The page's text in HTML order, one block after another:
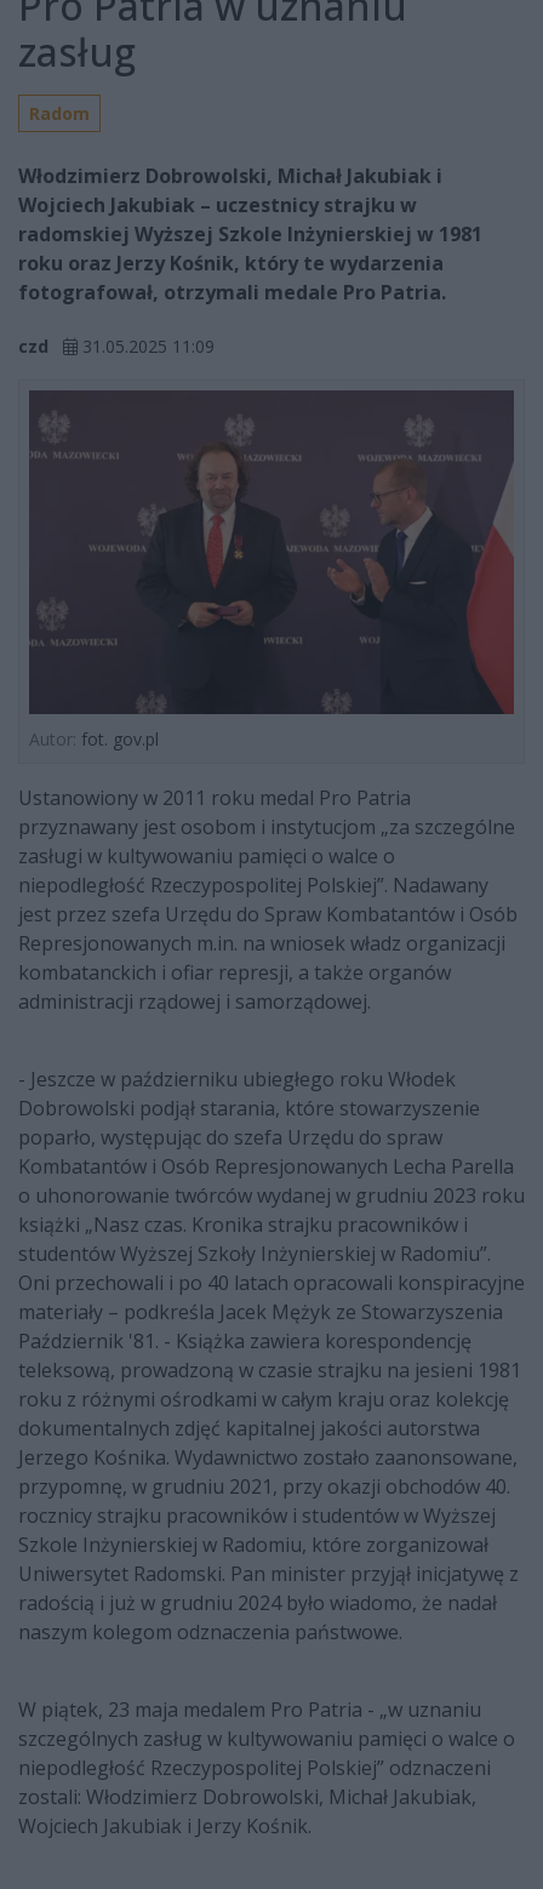
zasług
Radom
Włodzimierz Dobrowolski, Michał Jakubiak i
Wojciech Jakubiak – uczestnicy strajku w
radomskiej Wyższej Szkole Inżynierskiej w 1981
roku oraz Jerzy Kośnik, który te wydarzenia
fotografował, otrzymali medale Pro Patria.
czd 31.05.2025 11:09
Autor: fot. gov.pl
Ustanowiony w 2011 roku medal Pro Patria
przyznawany jest osobom i instytucjom „za szczególne
zasługi w kultywowaniu pamięci o walce o
niepodległość Rzeczypospolitej Polskiej”. Nadawany
jest przez szefa Urzędu do Spraw Kombatantów i Osób
Represjonowanych m.in. na wniosek władz organizacji
kombatanckich i ofiar represji, a także organów
administracji rządowej i samorządowej.
- Jeszcze w październiku ubiegłego roku Włodek
Dobrowolski podjął starania, które stowarzyszenie
poparło, występując do szefa Urzędu do spraw
Kombatantów i Osób Represjonowanych Lecha Parella
o uhonorowanie twórców wydanej w grudniu 2023 roku
książki „Nasz czas. Kronika strajku pracowników i
studentów Wyższej Szkoły Inżynierskiej w Radomiu”.
Oni przechowali i po 40 latach opracowali konspiracyjne
materiały – podkreśla Jacek Mężyk ze Stowarzyszenia
Październik '81. - Książka zawiera korespondencję
teleksową, prowadzoną w czasie strajku na jesieni 1981
roku z różnymi ośrodkami w całym kraju oraz kolekcję
dokumentalnych zdjęć kapitalnej jakości autorstwa
Jerzego Kośnika. Wydawnictwo zostało zaanonsowane,
przypomnę, w grudniu 2021, przy okazji obchodów 40.
rocznicy strajku pracowników i studentów w Wyższej
Szkole Inżynierskiej w Radomiu, które zorganizował
Uniwersytet Radomski. Pan minister przyjął inicjatywę z
radością i już w grudniu 2024 było wiadomo, że nadał
naszym kolegom odznaczenia państwowe.
W piątek, 23 maja medalem Pro Patria - „w uznaniu
szczególnych zasług w kultywowaniu pamięci o walce o
niepodległość Rzeczypospolitej Polskiej” odznaczeni
zostali: Włodzimierz Dobrowolski, Michał Jakubiak,
Wojciech Jakubiak i Jerzy Kośnik.